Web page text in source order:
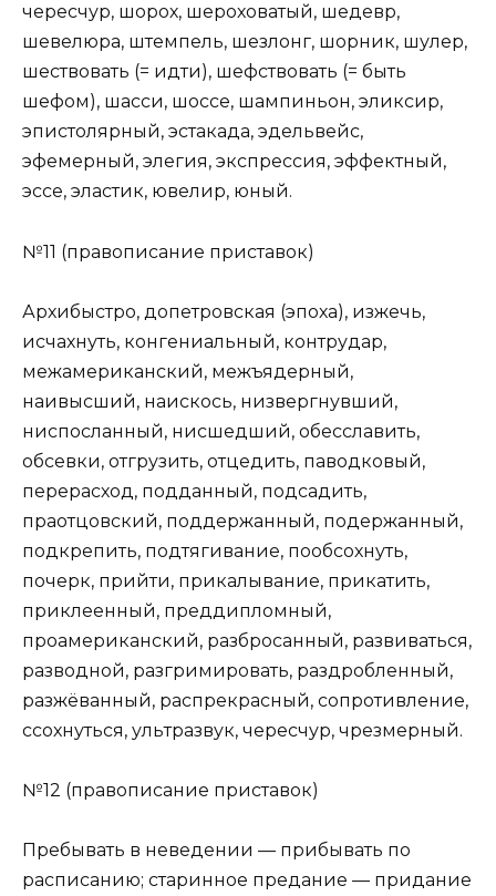
чересчур, шорох, шероховатый, шедевр,
шевелюра, штемпель, шезлонг, шорник, шулер,
шествовать (= идти), шефствовать (= быть
шефом), шасси, шоссе, шампиньон, эликсир,
эпистолярный, эстакада, эдельвейс,
эфемерный, элегия, экспрессия, эффектный,
эссе, эластик, ювелир, юный.
№11 (правописание приставок)
Архибыстро, допетровская (эпоха), изжечь,
исчахнуть, конгениальный, контрудар,
межамериканский, межъядерный,
наивысший, наискось, низвергнувший,
ниспосланный, нисшедший, обесславить,
обсевки, отгрузить, отцедить, паводковый,
перерасход, подданный, подсадить,
праотцовский, поддержанный, подержанный,
подкрепить, подтягивание, пообсох­нуть,
почерк, прийти, прикалывание, прикатить,
прикле­енный, преддипломный,
проамериканский, разбросанный, развиваться,
разводной, разгримировать, раздробленный,
разжёванный, распрекрасный, сопротивление,
ссохнуться, уль­тразвук, чересчур, чрезмерный.
№12 (правописание приставок)
Пребывать в неведении — прибывать по
расписанию; старинное предание — придание